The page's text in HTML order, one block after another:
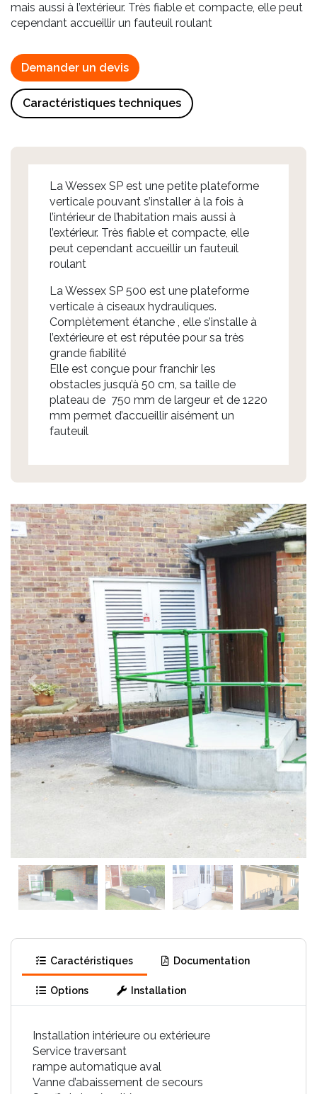
mais aussi à l’extérieur. Très fiable et compacte, elle peut
cependant accueillir un fauteuil roulant
Demander un devis
Caractéristiques techniques
La Wessex SP est une petite plateforme
verticale pouvant s’installer à la fois à
l’intérieur de l’habitation mais aussi à
l’extérieur. Très fiable et compacte, elle
peut cependant accueillir un fauteuil
roulant
La Wessex SP 500 est une plateforme
verticale à ciseaux hydrauliques.
Complètement étanche , elle s’installe à
l’extérieure et est réputée pour sa très
grande fiabilité
Elle est conçue pour franchir les
obstacles jusqu’à 50 cm, sa taille de
plateau de 750 mm de largeur et de 1220
mm permet d’accueillir aisément un
fauteuil
Previous Next
Caractéristiques Documentation
Options Installation
Installation intérieure ou extérieure
Service traversant
rampe automatique aval
Vanne d’abaissement de secours